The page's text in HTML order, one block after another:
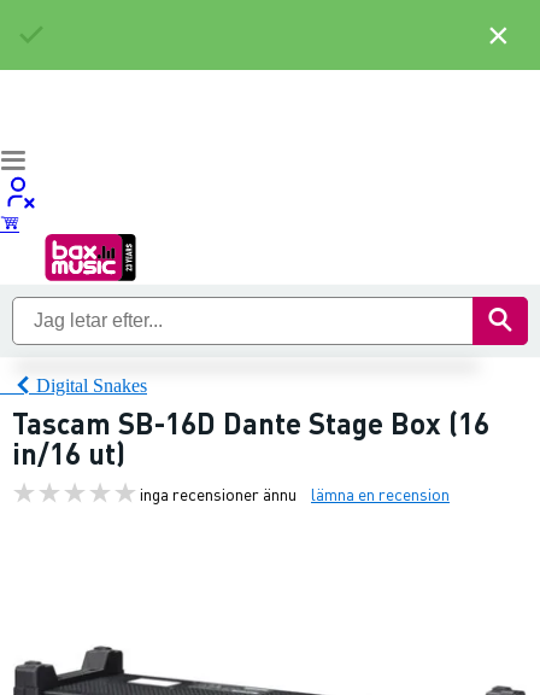
Digital Snakes
Tascam SB-16D Dante Stage Box (16
in/16 ut)
inga recensioner ännu lämna en recension
×